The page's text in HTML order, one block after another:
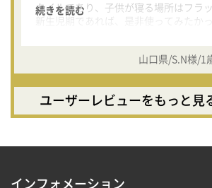
タイルであり、子供が寝る場所はフラ
新生児期であれば、是非使ってみたか
がぴったり閉まるので特に冬場は、赤
ら守ることができるのでとても良いと
チェアースタイルで1番いいと思った
荷物を入れられるカンガルーダブルポ
前のかごは小物、後ろに大きなリュッ
続きを読む
山口県/S.N様/1
ユーザーレビューをもっと見
インフォメーション